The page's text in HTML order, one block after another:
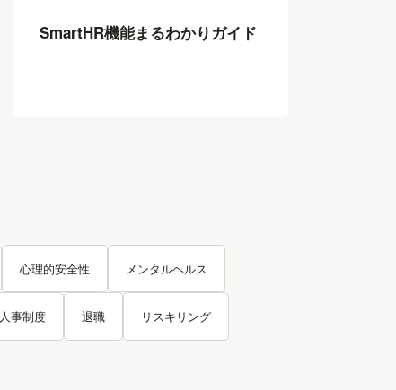
SmartHR機能まるわかりガイド
心理的安全性 メンタルヘルス
人事制度 退職 リスキリング